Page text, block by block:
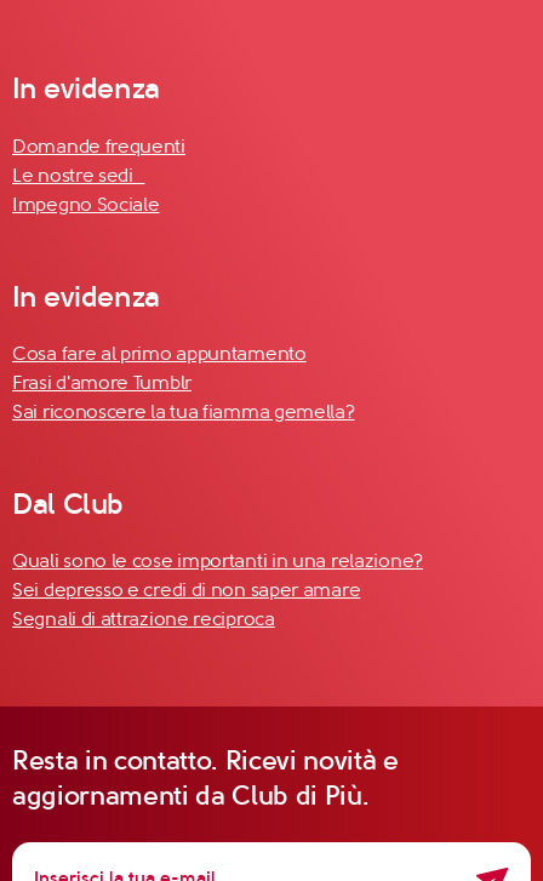
In evidenza
Domande frequenti
Le nostre sedi
Impegno Sociale
In evidenza
Cosa fare al primo appuntamento
Frasi d'amore Tumblr
Sai riconoscere la tua fiamma gemella?
Dal Club
Quali sono le cose importanti in una relazione?
Sei depresso e credi di non saper amare
Segnali di attrazione reciproca
Resta in contatto. Ricevi novità e
aggiornamenti da Club di Più.